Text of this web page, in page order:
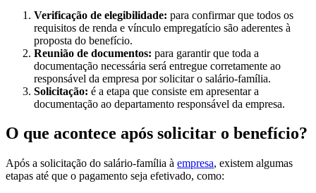
Verificação de elegibilidade: para confirmar que todos os
requisitos de renda e vínculo empregatício são aderentes à
proposta do benefício.
Reunião de documentos: para garantir que toda a
documentação necessária será entregue corretamente ao
responsável da empresa por solicitar o salário-família.
Solicitação: é a etapa que consiste em apresentar a
documentação ao departamento responsável da empresa.
O que acontece após solicitar o benefício?
Após a solicitação do salário-família à empresa, existem algumas
etapas até que o pagamento seja efetivado, como: